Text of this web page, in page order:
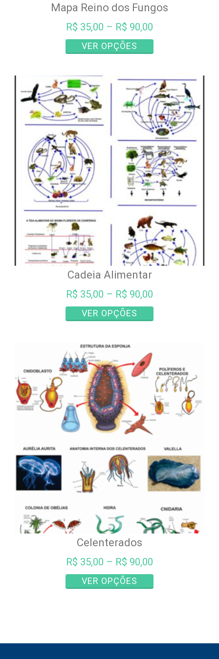
Mapa Reino dos Fungos
R$ 35,00 – R$ 90,00
VER OPÇÕES
produto
várias
variantes.
As
opções
podem
ser
escolhidas
na
página
do
produto
Cadeia Alimentar
R$ 35,00 – R$ 90,00
VER OPÇÕES
produto
As
opções
podem
ser
escolhidas
produto
Celenterados
R$ 35,00 – R$ 90,00
VER OPÇÕES
produto